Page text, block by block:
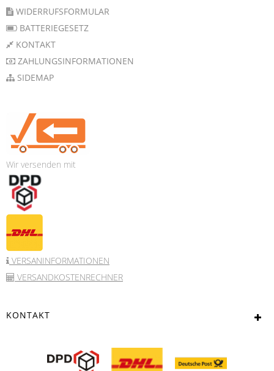
WIDERRUFSFORMULAR
BATTERIEGESETZ
KONTAKT
ZAHLUNGSINFORMATIONEN
SIDEMAP
Wir versenden mit
VERSANINFORMATIONEN
VERSANDKOSTENRECHNER
KONTAKT